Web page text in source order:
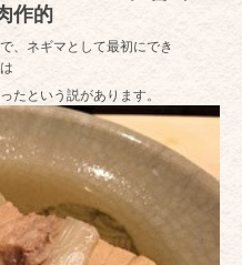
作的
、ネギマとして最初にでき
たという説があります。